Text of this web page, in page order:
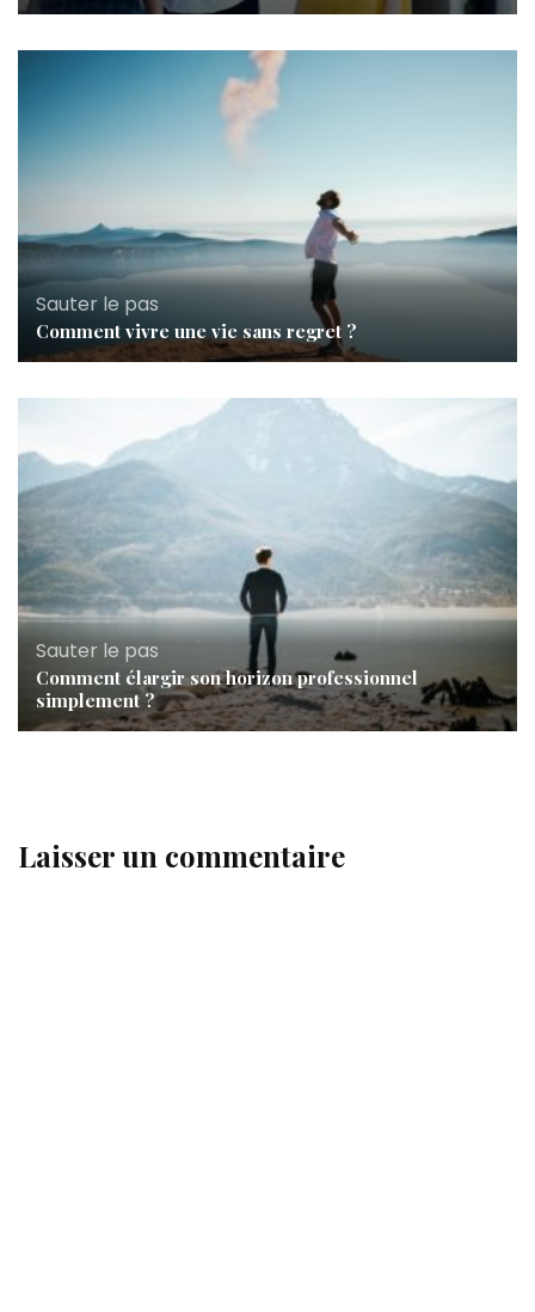
Sauter le pas
Comment vivre une vie sans regret ?
Sauter le pas
Comment élargir son horizon professionnel
simplement ?
Laisser un commentaire